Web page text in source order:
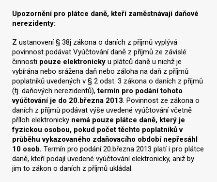
Upozornění pro plátce daně, kteří zaměstnávají daňové
nerezidenty:
Z ustanovení § 38j zákona o daních z příjmů vyplývá
povinnost podávat Vyúčtování daně z příjmů ze závislé
činnosti pouze elektronicky u plátců daně u nichž je
vybírána nebo srážena daň nebo záloha na daň z příjmů
poplatníků uvedených v § 2 odst. 3 zákona o daních z příjmů
(tj. daňových nerezidentů),termín pro podání tohoto
vyúčtování je do 20.března 2013. Povinnost ze zákona o
daních z příjmů podávat výše uvedené vyúčtování včetně
příloh elektronicky nemá pouze plátce daně, který je
fyzickou osobou, pokud počet těchto poplatníků v
průběhu vykazovaného zdaňovacího období nepřesáhl
10 osob. Termín pro podání 20.března 2013 platí i pro plátce
daně, kteří podají uvedené vyúčtování elektronicky, aniž by
jim to zákon o daních z příjmů ukládal.